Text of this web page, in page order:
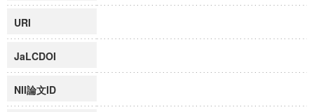
URI
JaLCDOI
NII論文ID